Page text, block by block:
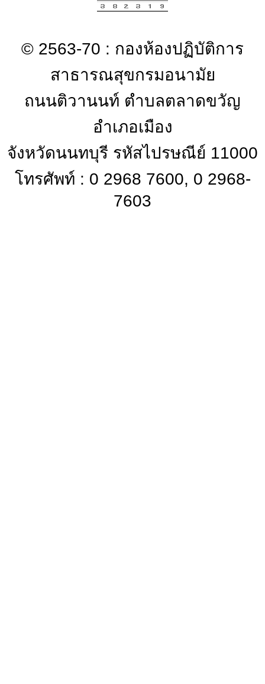
© 2563-70 : กองห้องปฏิบัติการ
สาธารณสุขกรมอนามัย
ถนนติวานนท์ ตำบลตลาดขวัญ
อำเภอเมือง
จังหวัดนนทบุรี รหัสไปรษณีย์ 11000
โทรศัพท์ : 0 2968 7600, 0 2968-
7603